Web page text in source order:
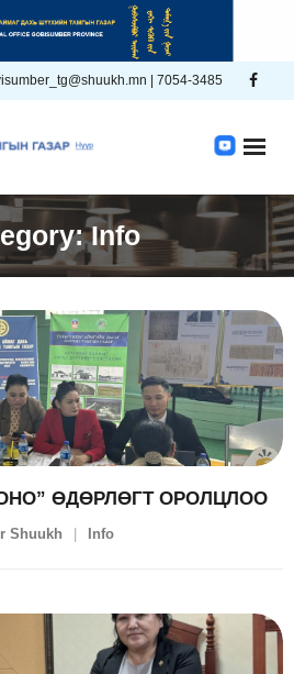
| 7054-3485
Info
ӨДӨРЛӨГТ ОРОЛЦЛОО
Shuukh Info